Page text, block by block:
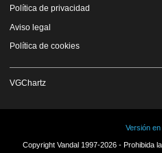
Política de privacidad
Aviso legal
Política de cookies
VGChartz
Versión en
Copyright Vandal 1997-2026 - Prohibida